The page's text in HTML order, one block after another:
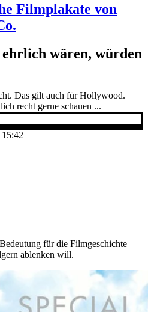
Filmplakate von
wären, würden
Das gilt auch für Hollywood.
recht gerne schauen ...
für die Filmgeschichte
ablenken will.